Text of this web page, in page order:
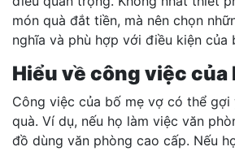
món quà đắt tiền, mà nên chọn
nghĩa và phù hợp với điều kiện của
Hiểu về công việc của
Công việc của bố mẹ vợ có thể
quà. Ví dụ, nếu họ làm việc văn
đồ dùng văn phòng cao cấp. Nếu